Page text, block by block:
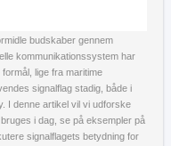
budskaber gennem
kommunikationssystem har
lige fra maritime
signalflag stadig, både i
I denne artikel vil vi udforske
i dag, se på eksempler på
signalflagets betydning for